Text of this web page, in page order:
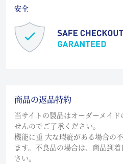
安全
商品の返品特約
当サイトの製品はオーダーメイ
せんのでご了承ください。
機能に重 大な瑕疵がある場合の
ます。不良品の場合は、商品到
さい。